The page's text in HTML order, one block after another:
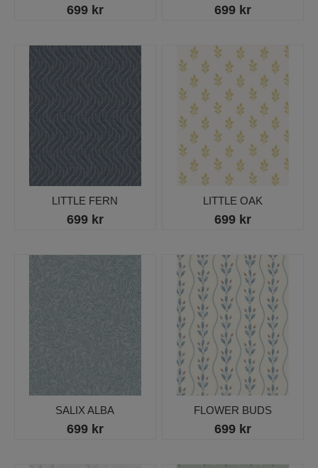
699 kr 699 kr
LITTLE FERN
699 kr
LITTLE OAK
699 kr
SALIX ALBA
699 kr
FLOWER BUDS
699 kr